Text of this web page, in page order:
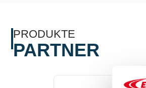
PRODUKTE
PARTNER